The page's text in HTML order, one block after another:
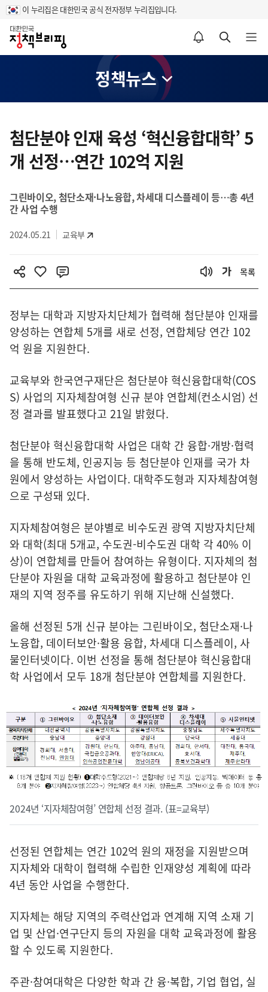
이 누리집은 대한민국 공식 전자정부 누리집입니다.
홈
알림설정 바로가기 검색 바로가기 메뉴 열기
정책뉴스
텐
츠
영
첨단분야 인재 육성 ‘혁신융합대학’ 5
개 선정…연간 102억 지원
그린바이오, 첨단소재·나노융합, 차세대 디스플레이 등…총 4년
간 사업 수행
2024.05.21 교육부
목록
정부는 대학과 지방자치단체가 협력해 첨단분야 인재를
양성하는 연합체 5개를 새로 선정, 연합체당 연간 102
억 원을 지원한다.
교육부와 한국연구재단은 첨단분야 혁신융합대학(COS
S) 사업의 지자체참여형 신규 분야 연합체(컨소시엄) 선
정 결과를 발표했다고 21일 밝혔다.
첨단분야 혁신융합대학 사업은 대학 간 융합·개방·협력
을 통해 반도체, 인공지능 등 첨단분야 인재를 국가 차
원에서 양성하는 사업이다. 대학주도형과 지자체참여형
으로 구성돼 있다.
지자체참여형은 분야별로 비수도권 광역 지방자치단체
와 대학(최대 5개교, 수도권-비수도권 대학 각 40% 이
상)이 연합체를 만들어 참여하는 유형이다. 지자체의 첨
단분야 자원을 대학 교육과정에 활용하고 첨단분야 인
재의 지역 정주를 유도하기 위해 지난해 신설했다.
올해 선정된 5개 신규 분야는 그린바이오, 첨단소재·나
노융합, 데이터보안·활용 융합, 차세대 디스플레이, 사
물인터넷이다. 이번 선정을 통해 첨단분야 혁신융합대
학 사업에서 모두 18개 첨단분야 연합체를 지원한다.
2024년 ‘지자체참여형’ 연합체 선정 결과. (표=교육부)
선정된 연합체는 연간 102억 원의 재정을 지원받으며
지자체와 대학이 협력해 수립한 인재양성 계획에 따라
4년 동안 사업을 수행한다.
지자체는 해당 지역의 주력산업과 연계해 지역 소재 기
업 및 산업·연구단지 등의 자원을 대학 교육과정에 활용
할 수 있도록 지원한다.
주관·참여대학은 다양한 학과 간 융·복합, 기업 협업, 실